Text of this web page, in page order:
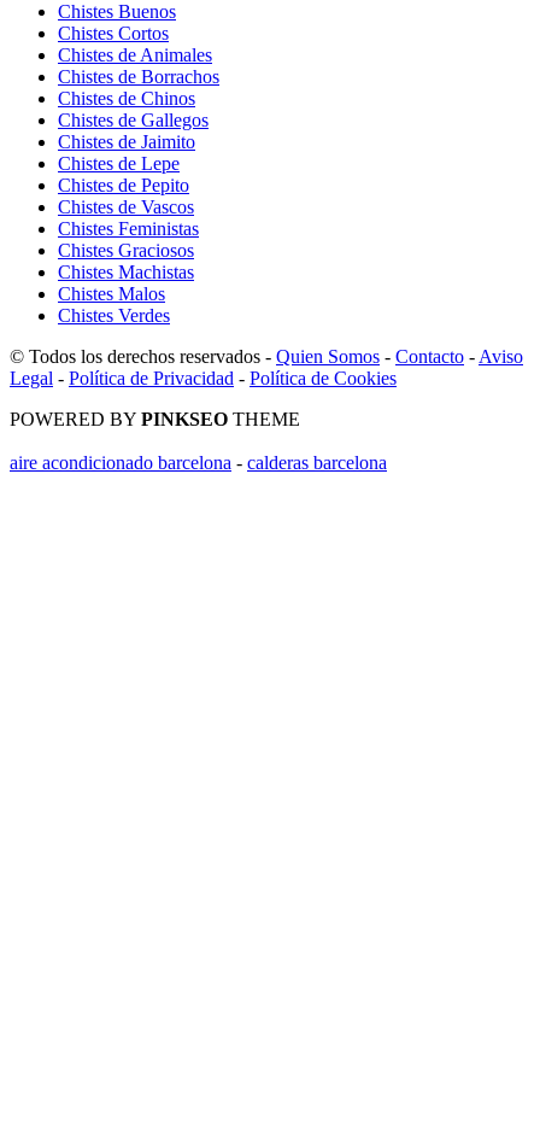
Chistes Buenos
Chistes Cortos
Chistes de Animales
Chistes de Borrachos
Chistes de Chinos
Chistes de Gallegos
Chistes de Jaimito
Chistes de Lepe
Chistes de Pepito
Chistes de Vascos
Chistes Feministas
Chistes Graciosos
Chistes Machistas
Chistes Malos
Chistes Verdes
© Todos los derechos reservados - Quien Somos - Contacto - Aviso
Legal - Política de Privacidad - Política de Cookies
POWERED BY PINKSEO THEME
aire acondicionado barcelona - calderas barcelona